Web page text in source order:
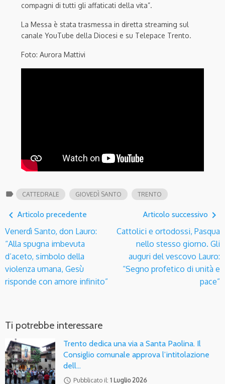
compagni di tutti gli affaticati della vita”.
La Messa è stata trasmessa in diretta streaming sul
canale YouTube della Diocesi e su Telepace Trento.
Foto: Aurora Mattivi
label CATTEDRALE GIOVEDÌ SANTO TRENTO
navigate_before Articolo precedente
Venerdì Santo, don Lauro:
“Alla spugna imbevuta
d’aceto, simbolo della
violenza umana, Gesù
risponde con amore infinito”
Articolo successivo navigate_next
Cattolici e ortodossi, Pasqua
nello stesso giorno. Gli
auguri del vescovo Lauro:
“Segno profetico di unità e
pace”
Ti potrebbe interessare
Trento dedica una via a Santa Paolina. Il
Consiglio comunale approva l’intitolazione
dell…
access_time Pubblicato il: 1 Luglio 2026